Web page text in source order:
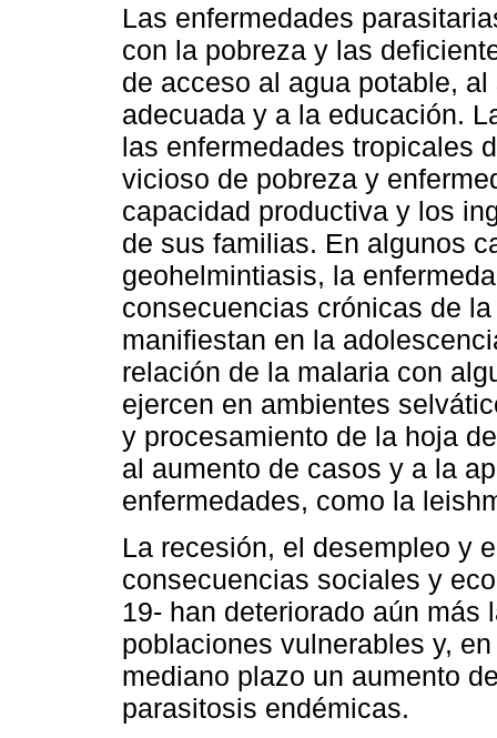
Las enfermedades
con la pobreza y las
de acceso al agua potable,
adecuada y a la educación.
las enfermedades tropicales
vicioso de pobreza y
capacidad productiva y los
de sus familias. En algunos
geohelmintiasis, la
consecuencias crónicas de
manifiestan en la
relación de la malaria con
ejercen en ambientes
y procesamiento de la hoja
al aumento de casos y a la
enfermedades, como la
La recesión, el desempleo y
consecuencias sociales y
19- han deteriorado aún
poblaciones vulnerables y,
mediano plazo un aumento
parasitosis endémicas.